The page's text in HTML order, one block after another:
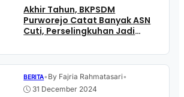
Akhir Tahun, BKPSDM
Purworejo Catat Banyak ASN
Cuti, Perselingkuhan Jadi
BERITA• By Fajria Rahmatasari•
31 December 2024